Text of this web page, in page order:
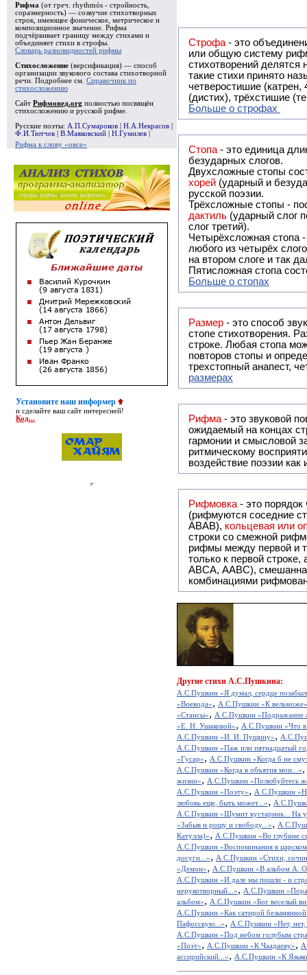
Рифма (от греч. rhythmós - стройность,
соразмерность) — созвучие стихотворных
строк, имеющее фоническое, метрическое и
композиционное значение. Рифма
подчёркивает границу между стихами и
объединяет стихи в строфы
Словарь разновидностей рифмы
Стихосложение (версификация) — способ
организации звукового состава стихотворной
речи. Подробнее см. Справочник по
стихосложению
Сайт Рифмовед.org полностью посвящён
стихосложению и русской рифме.
Русские поэты: А.П.Сумароков Н.А.Некрасов
Ф.И.Тютчев
В.Маяковский Н.Гумилев
Рифма к слову «овсе»
Установите наш информер
и сделайте ваш сайт интересней!
Код...
Строфа - это объединение двух
или общую систему рифм, и регулярно или периодически
стихотворений делятся на строфы и т.о. являются строфическими.
такие стихи принято называть астрофическими. Самая популярная строфа в русской поэзии -
четверостишие
(дистих), трёхстишие
Больше о строфах
Стопа - это единица
безударных слогов.
Двухсложные стопы
хорей (ударный и
русской поэзии.
Трёхсложные стопы -
дактиль (ударный слог
слог третий).
Четырёхсложная стопа
любого из четырёх
на втором слоге и так
Пятисложная стопа
Больше о стопах
Размер - это способ
стопе стихотворения.
строке. Любая стопа
повторов стопы и
трехстопный анапест,
размерах
Рифма - это звуковой повтор, традиционно используемый в поэзии и, как
ожидаемый на концах
гармонии и смысловой
ритмическому
воздействие поэзии
Рифмовка - это
(рифмуются соседние
ABAB), кольцевая или
строки со смежной
рифмы между первой и
только к первой
ABCA, AABC), смешанная или вольная рифмовка (рифмовка в сложных строфах с различными
комбинациями
Другие стихи А.С.Пушкина:
А.С.Пушкин «Я думал, сердце
«Воевода», А.С.Пушкин «К вельможе»
«Стансы», А.С.Пушкин «Подражание
«E. Н. Ушаковой», А.С.Пушкин «Что в
А.С.Пушкин «И. И. Пущину»,
А.С.Пушкин «Паж или пятнадцатый
«Гусар», А.С.Пушкин «Когда б не
А.С.Пушкин «Когда в объятия мои...»,
жизни», А.С.Пушкин «Полюбуйтесь
А.С.Пушкин «Поэту», А.С.Пушкин
любовь еще, быть может...»,
А.С.Пушкин «Шумит кустарник... На
«Забыв и рощу и свободу...»,
Катулла)», А.С.Пушкин «Во глубине
А.С.Пушкин «Воспоминания в царском
досуги...», А.С.Пушкин «Стихи,
«Демон», А.С.Пушкин «В альбом А.
А.С.Пушкин «И дале мы пошли - и
нерукотворный...», А.С.Пушкин
альбом», А.С.Пушкин «Бог веселый
А.С.Пушкин «Как сатирой
Пафосскую...», А.С.Пушкин «Нет, нет,
А.С.Пушкин «Под небом голубым
«Поэт», А.С.Пушкин «К Чаадаеву»,
ассирийский...», А.С.Пушкин «К